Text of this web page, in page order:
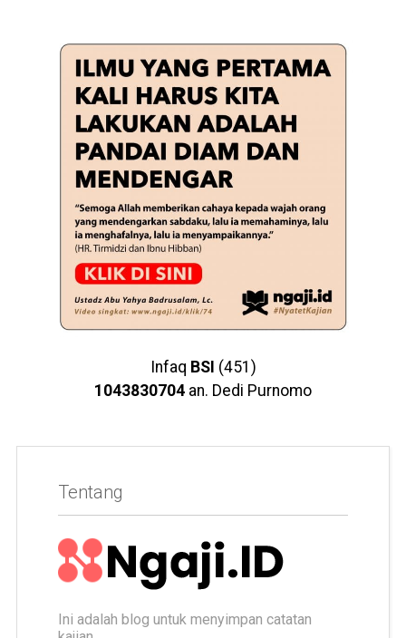
Infaq BSI (451)
1043830704 an. Dedi Purnomo
Tentang
Ini adalah blog untuk menyimpan catatan